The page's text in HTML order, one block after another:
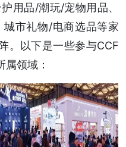
用品/潮玩/宠物用品、
城市礼物/电商选品等家
。以下是一些参与CCF
领域：